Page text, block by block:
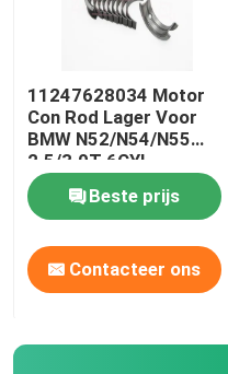
11247628034 Motor
Con Rod Lager Voor
BMW N52/N54/N55
2.5/3.0T 6CYL
slijtagebestendige
Beste prijs
Contacteer ons